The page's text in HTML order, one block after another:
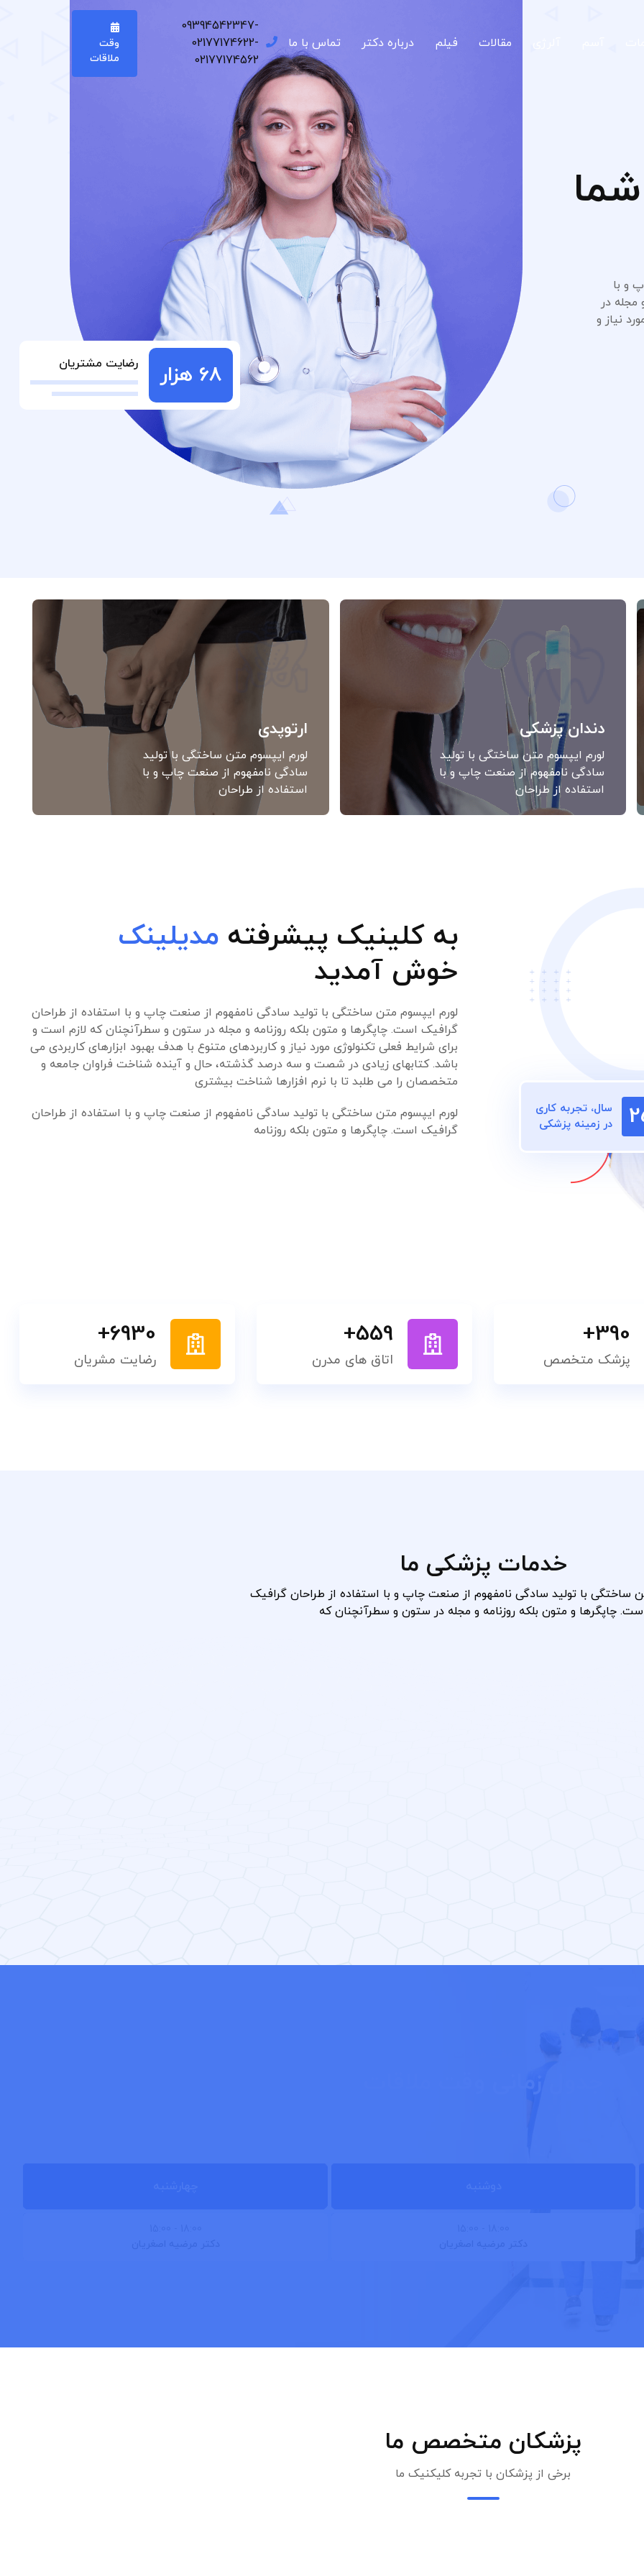
مقالات فیلم درباره دکتر تماس با ما
09394542347-
02177174622-
02177174562
وقت
ملاقات
و با
مجله در
نیاز و
68 هزار رضایت مشتریان
دندان پزشکی
لورم ایپسوم متن ساختگی با تولید
سادگی نامفهوم از صنعت چاپ و با
استفاده از طراحان
ارتوپدی
لورم ایپسوم متن ساختگی با تولید
سادگی نامفهوم از صنعت چاپ و با
استفاده از طراحان
سال، تجربه کاری
در زمینه پزشکی
به کلینیک پیشرفته مدیلینک
خوش آمدید
لورم ایپسوم متن ساختگی با تولید سادگی نامفهوم از صنعت چاپ و با استفاده از طراحان
گرافیک است. چاپگرها و متون بلکه روزنامه و مجله در ستون و سطرآنچنان که لازم است و
برای شرایط فعلی تکنولوژی مورد نیاز و کاربردهای متنوع با هدف بهبود ابزارهای کاربردی می
باشد. کتابهای زیادی در شصت و سه درصد گذشته، حال و آینده شناخت فراوان جامعه و
متخصصان را می طلبد تا با نرم افزارها شناخت بیشتری
لورم ایپسوم متن ساختگی با تولید سادگی نامفهوم از صنعت چاپ و با استفاده از طراحان
گرافیک است. چاپگرها و متون بلکه روزنامه
390
+
پزشک متخصص
559
+
اتاق های مدرن
6930
+
رضایت مشریان
خدمات پزشکی ما
ساختگی با تولید سادگی نامفهوم از صنعت چاپ و با استفاده از طراحان گرافیک
چاپگرها و متون بلکه روزنامه و مجله در ستون و سطرآنچنان که
پزشکان متخصص ما
برخی از پزشکان با تجربه کلیکنیک ما